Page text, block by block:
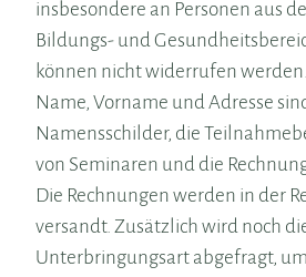
insbesondere an Personen aus
Bildungs- und
können nicht widerrufen
Name, Vorname und Adresse
Namensschilder, die
von Seminaren und die
Die Rechnungen werden in der
versandt. Zusätzlich wird noch
Unterbringungsart abgefragt,